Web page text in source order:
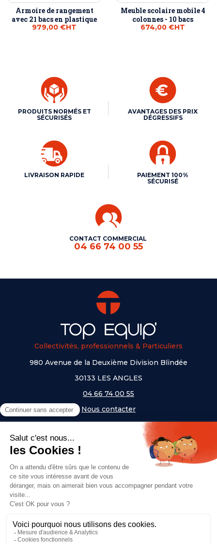
Armoire de rangement
avec 21 bacs en plastique
979,00 €HT
Meuble scolaire mobile 4
colonnes - 10 bacs
674,00 €HT
PRODUITS NORMÉS ET
SÉCURISÉS
AVANTAGES DES PRIX
DÉGRESSIFS
LIVRAISON RAPIDE
PAIEMENT 100%
SÉCURISÉ
CONTACT COMMERCIAL
04 66 74 00 55
Collectivités, professionnels & Particuliers
980 Avenue de la Deuxième Division Blindée
30133 LES ANGLES
04 66 74 00 55
Nous contacter
NOS UNIVERS
- Serem
- Lifetime
- Mottez